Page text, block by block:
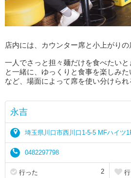
店内には、カウンター席と小上がりの
一人でさっと担々麺だけを食べたい
と一緒に、ゆっくりと食事を楽しみた
など、場面によって席を使い分けられ
永吉
埼玉県川口市西川口1-5-5 MFハイツ
0482297798
行った 2